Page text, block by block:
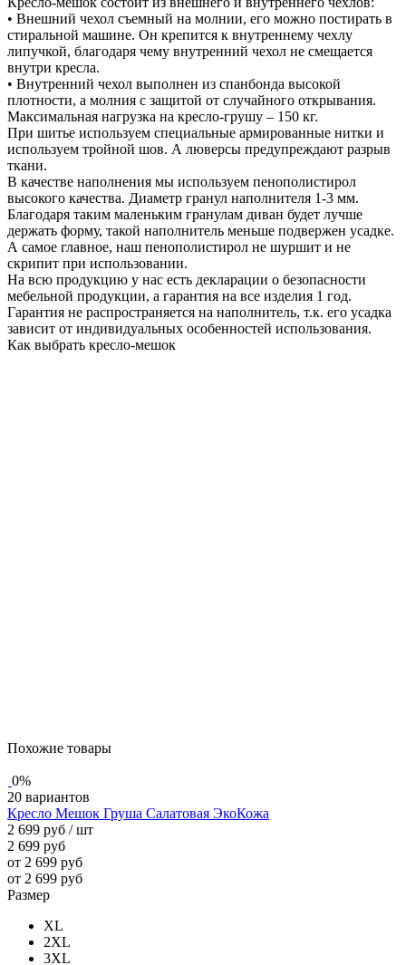
• Внешний чехол съемный на молнии, его можно постирать в
стиральной машине. Он крепится к внутреннему чехлу
липучкой, благодаря чему внутренний чехол не смещается
внутри кресла.
• Внутренний чехол выполнен из спанбонда высокой
плотности, а молния с защитой от случайного открывания.
Максимальная нагрузка на кресло-грушу – 150 кг.
При шитье используем специальные армированные нитки и
используем тройной шов. А люверсы предупреждают разрыв
ткани.
В качестве наполнения мы используем пенополистирол
высокого качества. Диаметр гранул наполнителя 1-3 мм.
Благодаря таким маленьким гранулам диван будет лучше
держать форму, такой наполнитель меньше подвержен усадке.
А самое главное, наш пенополистирол не шуршит и не
скрипит при использовании.
На всю продукцию у нас есть декларации о безопасности
мебельной продукции, а гарантия на все изделия 1 год.
Гарантия не распространяется на наполнитель, т.к. его усадка
зависит от индивидуальных особенностей использования.
Как выбрать кресло-мешок
Похожие товары
0%
20 вариантов
Кресло Мешок Груша Салатовая ЭкоКожа
2 699 руб / шт
2 699 руб
от 2 699 руб
от 2 699 руб
Размер
XL
2XL
3XL